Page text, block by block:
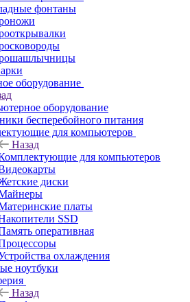
фонтаны
оборудование
оборудование
бесперебойного питания
для компьютеров
Назад
для компьютеров
диски
платы
SSD
оперативная
охлаждения
ноутбуки
Назад